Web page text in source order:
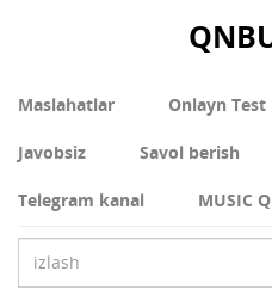
Maslahatlar Onlayn Test
Javobsiz Savol berish
Telegram kanal MUSIC